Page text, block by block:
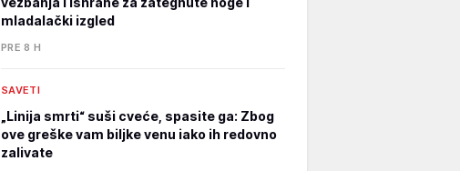
mladalački izgled
PRE 8 H
SAVETI
„Linija smrti“ suši cveće, spasite ga: Zbog
ove greške vam biljke venu iako ih redovno
zalivate